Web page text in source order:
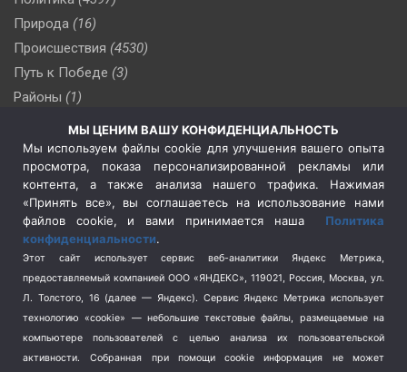
Природа (16)
Происшествия (4530)
Путь к Победе (3)
Районы (1)
(510)
Сельское хозяйство (3)
Социальная политика
(3)
Спецоперация в Украине
Спецоперация на Украине
(404)
Спорт (740)
Терроризм (1)
Транспорт (262)
Туризм (178)
Флот (76)
МЫ ЦЕНИМ ВАШУ КОНФИДЕНЦИАЛЬНОСТЬ
Мы используем файлы cookie для улучшения вашего опыта
просмотра, показа персонализированной рекламы или
контента, а также анализа нашего трафика. Нажимая
«Принять все», вы соглашаетесь на использование нами
файлов cookie, и вами принимается наша Политика
конфиденциальности.
Этот сайт использует сервис веб-аналитики Яндекс Метрика,
предоставляемый компанией ООО «ЯНДЕКС», 119021, Россия, Москва, ул.
Л. Толстого, 16 (далее — Яндекс). Сервис Яндекс Метрика использует
технологию «cookie» — небольшие текстовые файлы, размещаемые на
компьютере пользователей с целью анализа их пользовательской
активности.
Собранная при помощи cookie информация не может